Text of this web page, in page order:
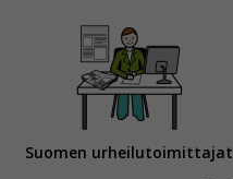
Suomen urheilutoimittajat